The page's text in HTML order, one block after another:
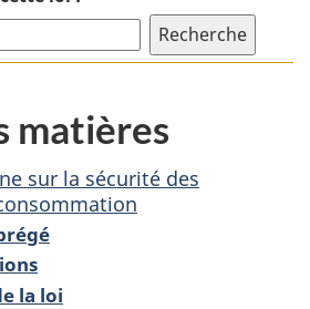
produits
consommation
des
de
produits
de
matières
sur la sécurité des
la loi